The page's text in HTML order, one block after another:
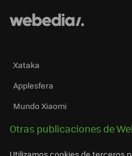
Xataka
Applesfera
Mundo Xiaomi
Otras publicaciones de